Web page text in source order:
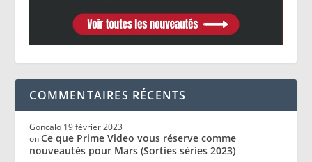
COMMENTAIRES RÉCENTS
Goncalo 19 février 2023
onCe que Prime Video vous réserve comme
nouveautés pour Mars (Sorties séries 2023)